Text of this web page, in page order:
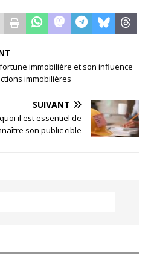
fortune immobilière et son influence
immobilières
SUIVANT
il est essentiel de
son public cible